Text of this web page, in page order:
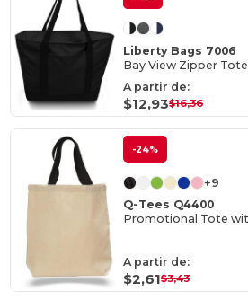
Liberty Bags 7006
Bay View Zipper Tote
A partir de:
$12,93$16,36
-24%
+9
Q-Tees Q4400
A partir de:
$2,61$3,43